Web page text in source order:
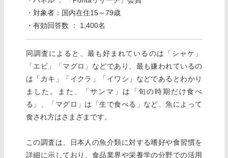
・対象者：国内在住15～79歳
・有効回答数 ： 1,400名
同調査によると、最も好まれているのは「シャケ」
「エビ」「マグロ」などであり、最も嫌われているの
は「カキ」「イクラ」「イワシ」などであるとわかり
ました。また、「サンマ」は「旬の時期だけ食べ
る」、「マグロ」は「生で食べる」など、魚によって
食され方はさまざまです。
この調査は、日本人の魚介類に対する嗜好や食習慣を
詳細に示しており、食品業界や栄養学の分野での活用